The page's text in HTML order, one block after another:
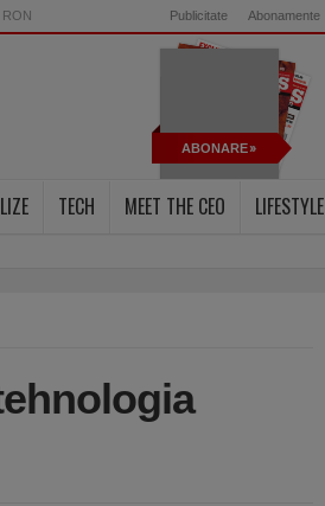
RON Publicitate Abonamente
ABONARE
TECH MEET THE CEO LIFESTYLE